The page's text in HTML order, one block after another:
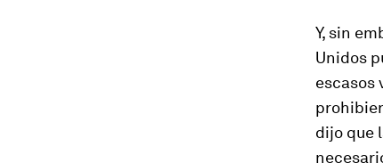
Y, sin
Unidos
escasos
dijo que